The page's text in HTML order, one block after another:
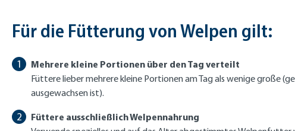
Für die Fütterung von Welpen gilt:
Mehrere kleine Portionen über den Tag verteilt
Füttere lieber mehrere kleine Portionen am Tag als wenige große
ausgewachsen ist).
Füttere ausschließlich Welpennahrung